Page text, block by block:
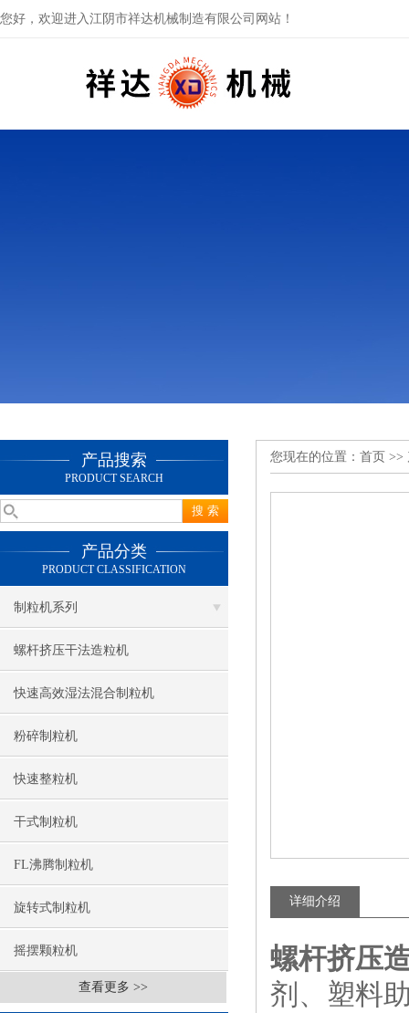
您好，欢迎进入江阴市祥达机械制造有限公司网站！
产品搜索
PRODUCT SEARCH
产品分类
PRODUCT CLASSIFICATION
制粒机系列
螺杆挤压干法造粒机
快速高效湿法混合制粒机
粉碎制粒机
快速整粒机
干式制粒机
FL沸腾制粒机
旋转式制粒机
摇摆颗粒机
查看更多 >>
您现在的位置： 首页 >>
详细介绍
螺杆挤压
剂、塑料